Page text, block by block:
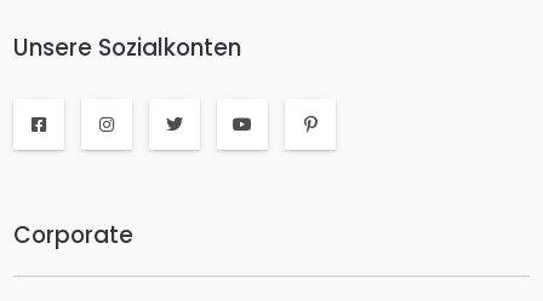
Unsere Sozialkonten
Corporate